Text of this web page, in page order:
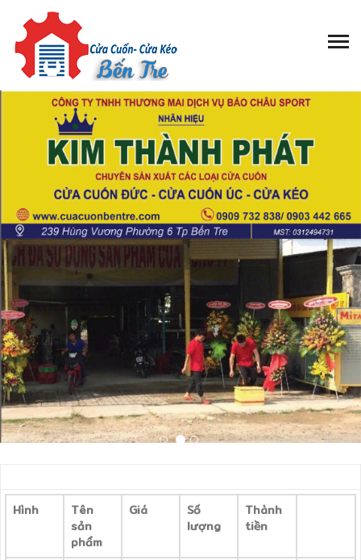
Hình
Tên
sản
phẩm
Giá
Số
lượng
Thành
tiền